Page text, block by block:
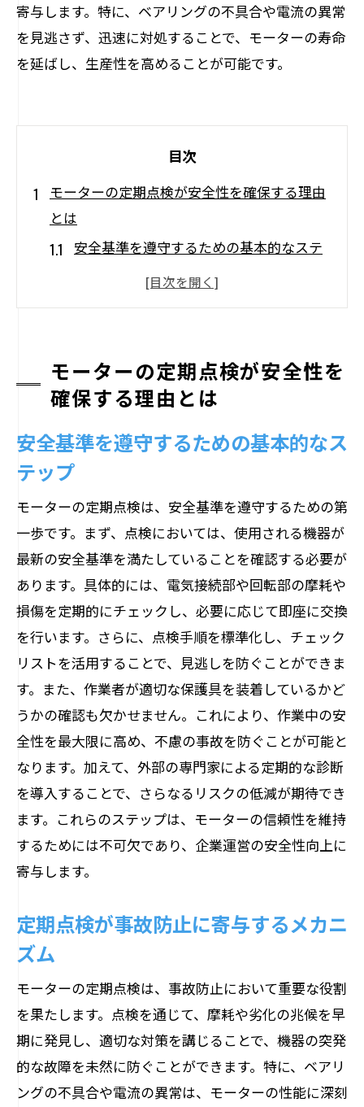
寄与します。特に、ベアリングの不具合や電流の異常
を見逃さず、迅速に対処することで、モーターの寿命
を延ばし、生産性を高めることが可能です。
目次
モーターの定期点検が安全性を確保する理由
とは
安全基準を遵守するための基本的なステ
定期点検が事故防止に寄与するメカニズ
電気的な安全性を高めるための具体的な
手法
過去の故障事例から学ぶ予防策
モーター点検と法律遵守の関連性
安全性向上のために知っておくべきポイ
ント
摩耗を早期発見するためのモーター点検の重
要性
摩耗検知技術の進化とその効果
摩耗の兆候を見逃さないためのチェック
リスト
予防保全と日常点検の役割分担
摩耗がもたらすリスクとその影響
摩耗検知に最新技術を活用する方法
摩耗の早期発見がもたらす経済的メリッ
ト
振動や熱の異常をどう見つける？モーター点
検のポイント
振動測定の基本と実践方法
熱異常がモーターに与える影響
事例で学ぶ振動・熱異常の早期発見
振動・熱管理の最新動向を知る
エネルギー消費最適化でコスト削減を実現す
る方法
エネルギー効率向上のための点検手法
モーターの定期点検が安全性を
確保する理由とは
安全基準を遵守するための基本的なス
テップ
モーターの定期点検は、安全基準を遵守するための第
一歩です。まず、点検においては、使用される機器が
最新の安全基準を満たしていることを確認する必要が
あります。具体的には、電気接続部や回転部の摩耗や
損傷を定期的にチェックし、必要に応じて即座に交換
を行います。さらに、点検手順を標準化し、チェック
リストを活用することで、見逃しを防ぐことができま
す。また、作業者が適切な保護具を装着しているかど
うかの確認も欠かせません。これにより、作業中の安
全性を最大限に高め、不慮の事故を防ぐことが可能と
なります。加えて、外部の専門家による定期的な診断
を導入することで、さらなるリスクの低減が期待でき
ます。これらのステップは、モーターの信頼性を維持
するためには不可欠であり、企業運営の安全性向上に
寄与します。
定期点検が事故防止に寄与するメカニ
ズム
モーターの定期点検は、事故防止において重要な役割
を果たします。点検を通じて、摩耗や劣化の兆候を早
期に発見し、適切な対策を講じることで、機器の突発
的な故障を未然に防ぐことができます。特に、ベアリ
ングの不具合や電流の異常は、モーターの性能に深刻